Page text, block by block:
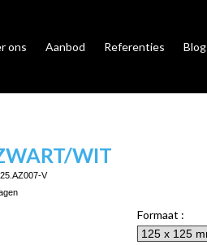
ons Aanbod Referenties Blog
WIT
V
Formaat :